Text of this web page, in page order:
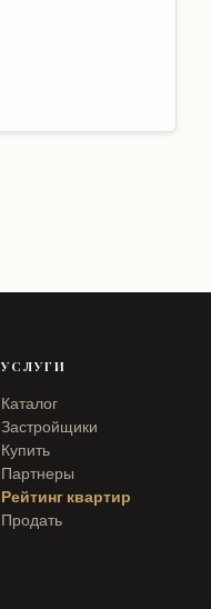
УСЛУГИ
Каталог
Застройщики
Купить
Партнеры
Рейтинг квартир
Продать